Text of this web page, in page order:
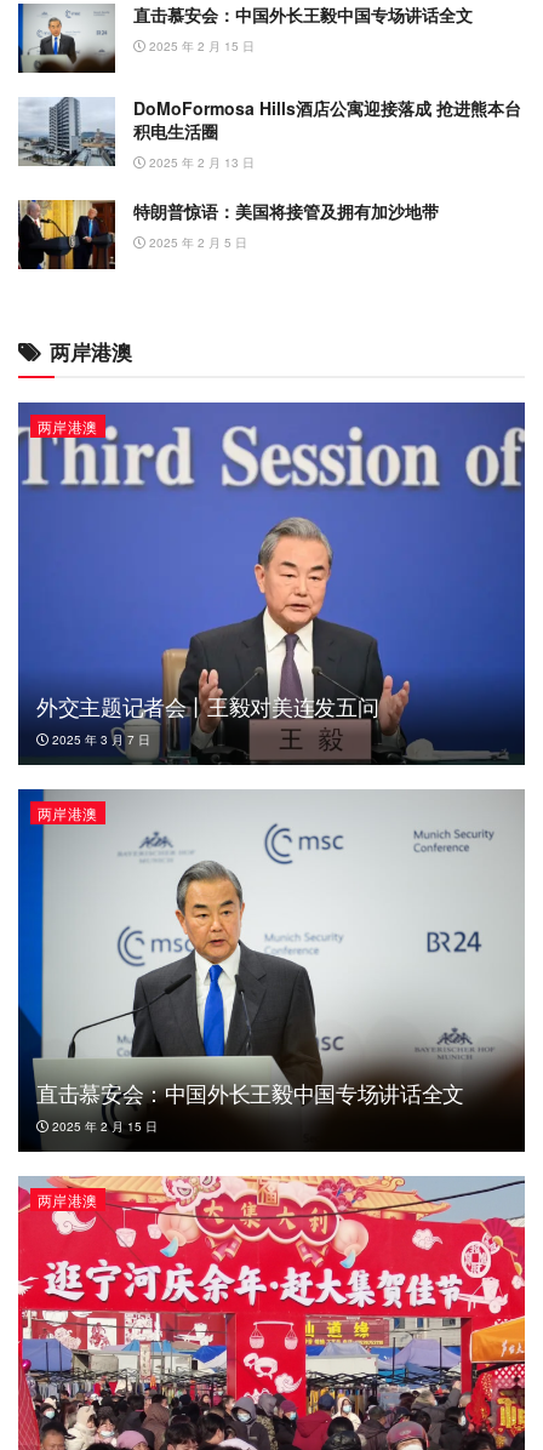
直击慕安会：中国外长王毅中国专场讲话全文
2025 年 2 月 15 日
DoMoFormosa Hills酒店公寓迎接落成 抢进熊本台
积电生活圈
2025 年 2 月 13 日
特朗普惊语：美国将接管及拥有加沙地带
2025 年 2 月 5 日
两岸港澳
两岸港澳
外交主题记者会丨王毅对美连发五问
2025 年 3 月 7 日
两岸港澳
直击慕安会：中国外长王毅中国专场讲话全文
2025 年 2 月 15 日
两岸港澳